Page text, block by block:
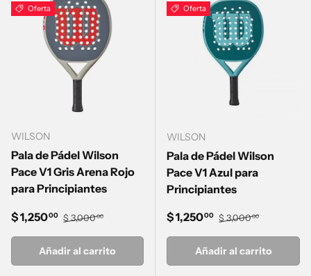
Oferta
WILSON
Pala de Pádel Wilson
Pace V1 Gris Arena Rojo
para Principiantes
Precio de venta
$ 1,25000 Precio normal
$ 3,00000
Añadir al carrito
Oferta
WILSON
Pala de Pádel Wilson
Pace V1 Azul para
Principiantes
Precio de venta
$ 1,25000 Precio normal
$ 3,00000
Añadir al carrito